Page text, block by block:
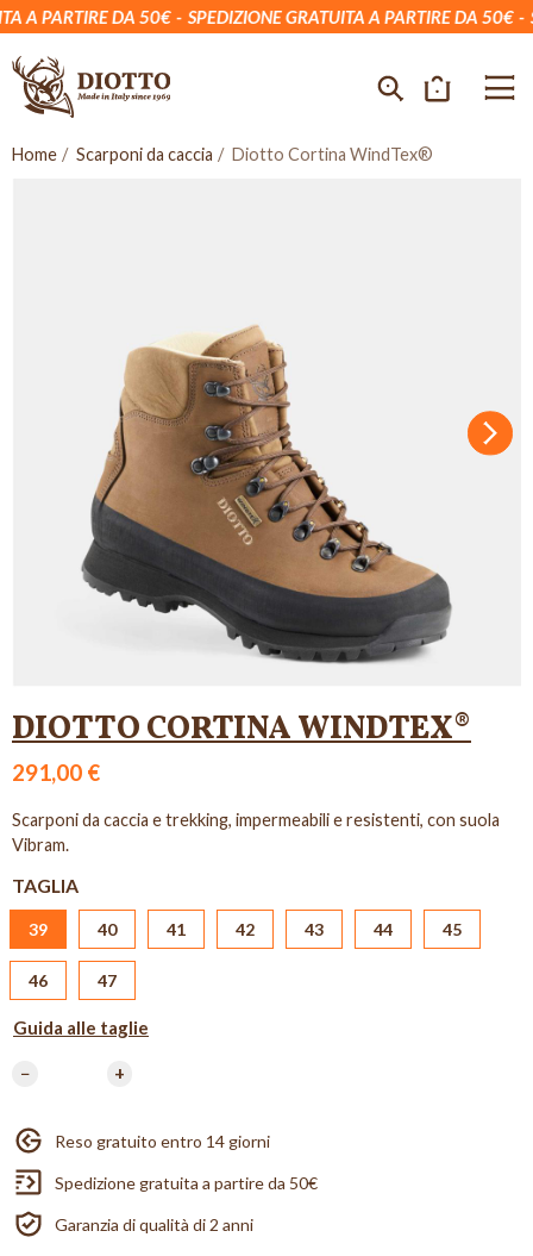
A PARTIRE DA 50€ SPEDIZIONE GRATUITA A PARTIRE DA 50€
Home Scarponi da caccia Diotto Cortina WindTex®
DIOTTO CORTINA WINDTEX®
291,00 €
Scarponi da caccia e trekking, impermeabili e resistenti, con suola
Vibram.
TAGLIA
39 40 41 42 43 44 45
46 47
Guida alle taglie
− +
Reso gratuito entro 14 giorni
Spedizione gratuita a partire da 50€
Garanzia di qualità di 2 anni